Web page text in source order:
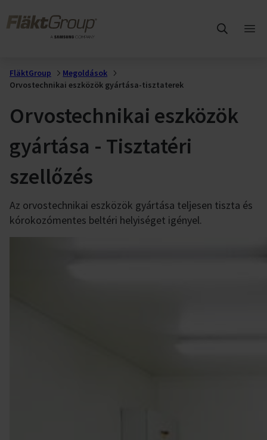
FläktGroup
Megoldások
Orvostechnikai eszközök gyártása-tisztaterek
Orvostechnikai eszközök
gyártása - Tisztatéri
szellőzés
Az orvostechnikai eszközök gyártása teljesen tiszta és
kórokozómentes beltéri helyiséget igényel.